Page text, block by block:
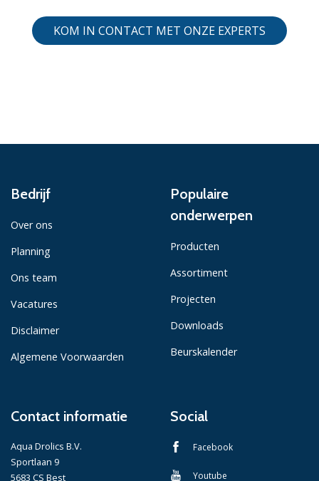
KOM IN CONTACT MET ONZE EXPERTS
Bedrijf
Over ons
Planning
Ons team
Vacatures
Disclaimer
Algemene Voorwaarden
Populaire
onderwerpen
Producten
Assortiment
Projecten
Downloads
Beurskalender
Contact informatie
Aqua Drolics B.V.
Sportlaan 9
5683 CS Best
Social
Facebook
Youtube